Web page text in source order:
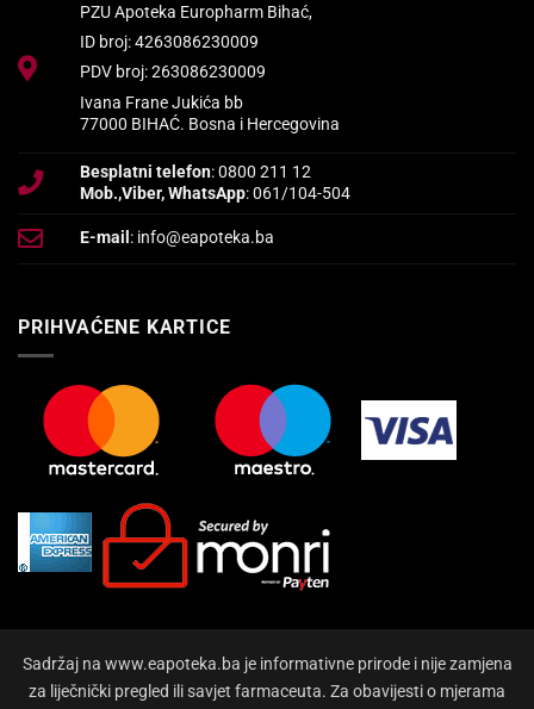
PZU Apoteka Europharm Bihać,
ID broj: 4263086230009
PDV broj: 263086230009
Ivana Frane Jukića bb
77000 BIHAĆ. Bosna i Hercegovina
Besplatni telefon: 0800 211 12
Mob.,Viber, WhatsApp: 061/104-504
E-mail : info@eapoteka.ba
PRIHVAĆENE KARTICE
Sadržaj na www.eapoteka.ba je informativne prirode i nije zamjena
za liječnički pregled ili savjet farmaceuta. Za obavijesti o mjerama